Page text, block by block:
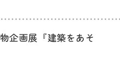
企画展『建築をあそ